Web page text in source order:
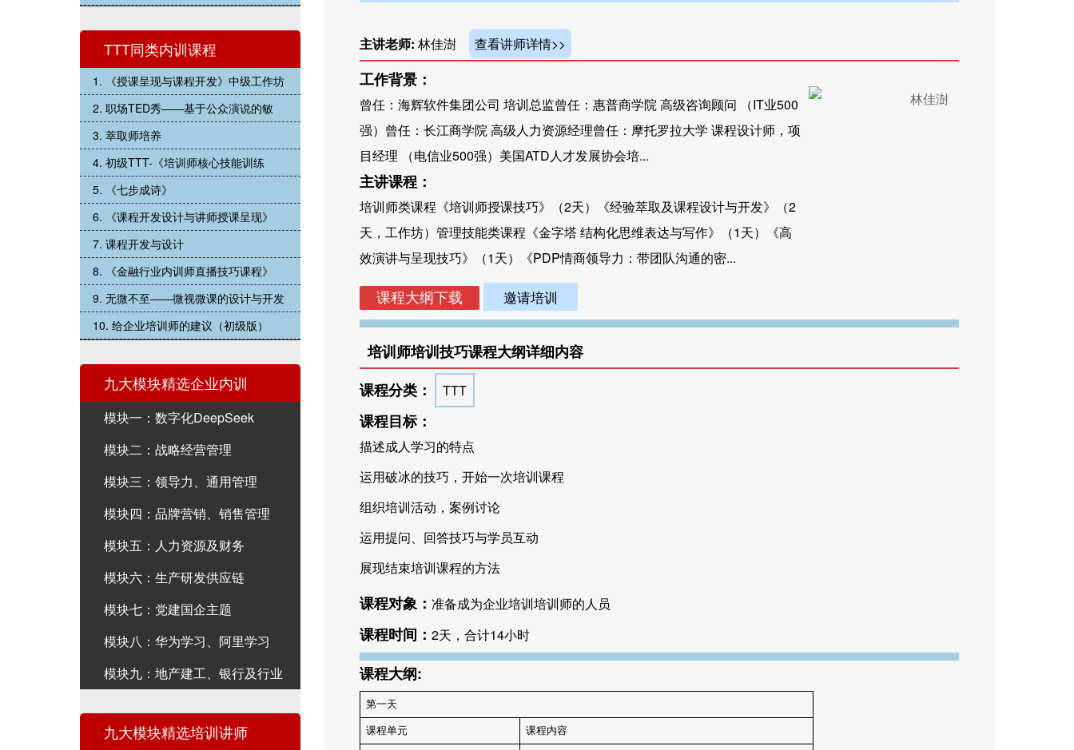
主讲老师: 林佳澍 查看讲师详情>>
工作背景：
曾任：海辉软件集团公司 培训总监曾任：惠普商学院 高级咨询顾问 （IT业500
强）曾任：长江商学院 高级人力资源经理曾任：摩托罗拉大学 课程设计师，项
目经理 （电信业500强）美国ATD人才发展协会培...
主讲课程：
培训师类课程《培训师授课技巧》（2天）《经验萃取及课程设计与开发》（2
天，工作坊）管理技能类课程《金字塔 结构化思维表达与写作》（1天）《高
效演讲与呈现技巧》（1天）《PDP情商领导力：带团队沟通的密...
邀请培训
培训师培训技巧课程大纲详细内容
课程分类：
TTT
课程目标：
描述成人学习的特点
运用破冰的技巧，开始一次培训课程
组织培训活动，案例讨论
运用提问、回答技巧与学员互动
展现结束培训课程的方法
课程对象： 准备成为企业培训培训师的人员
课程时间： 2天，合计14小时
课程大纲:
第一天
课程单元 课程内容
TTT同类内训课程
1. 《授课呈现与课程开发》中级工作坊
2. 职场TED秀——基于公众演说的敏
3. 萃取师培养
4. 初级TTT-《培训师核心技能训练
5. 《七步成诗》
6. 《课程开发设计与讲师授课呈现》
7. 课程开发与设计
8. 《金融行业内训师直播技巧课程》
9. 无微不至——微视微课的设计与开发
10. 给企业培训师的建议（初级版）
九大模块精选企业内训
模块一：数字化DeepSeek
模块二：战略经营管理
模块三：领导力、通用管理
模块四：品牌营销、销售管理
模块五：人力资源及财务
模块六：生产研发供应链
模块七：党建国企主题
模块八：华为学习、阿里学习
模块九：地产建工、银行及行业
九大模块精选培训讲师